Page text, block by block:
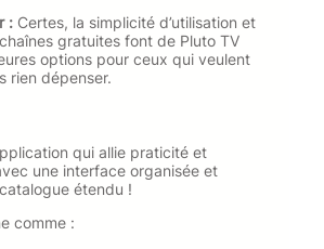
: Certes, la simplicité d’utilisation et
gratuites font de Pluto TV
options pour ceux qui veulent
rien dépenser.
qui allie praticité et
une interface organisée et
étendu !
comme :